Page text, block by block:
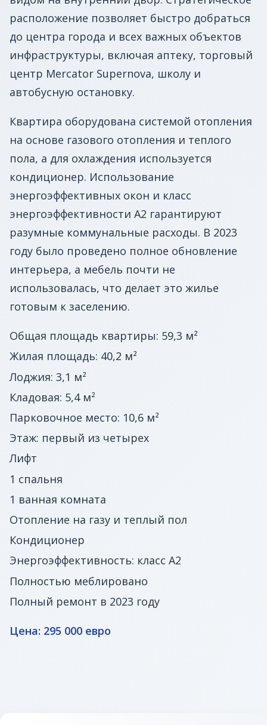
расположение позволяет быстро добраться
до центра города и всех важных объектов
инфраструктуры, включая аптеку, торговый
центр Mercator Supernova, школу и
автобусную остановку.
Квартира оборудована системой отопления
на основе газового отопления и теплого
пола, а для охлаждения используется
кондиционер. Использование
энергоэффективных окон и класс
энергоэффективности A2 гарантируют
разумные коммунальные расходы. В 2023
году было проведено полное обновление
интерьера, а мебель почти не
использовалась, что делает это жилье
готовым к заселению.
Общая площадь квартиры: 59,3 м²
Жилая площадь: 40,2 м²
Лоджия: 3,1 м²
Кладовая: 5,4 м²
Парковочное место: 10,6 м²
Этаж: первый из четырех
Лифт
1 спальня
1 ванная комната
Отопление на газу и теплый пол
Кондиционер
Энергоэффективность: класс A2
Полностью меблировано
Полный ремонт в 2023 году
Цена: 295 000 евро